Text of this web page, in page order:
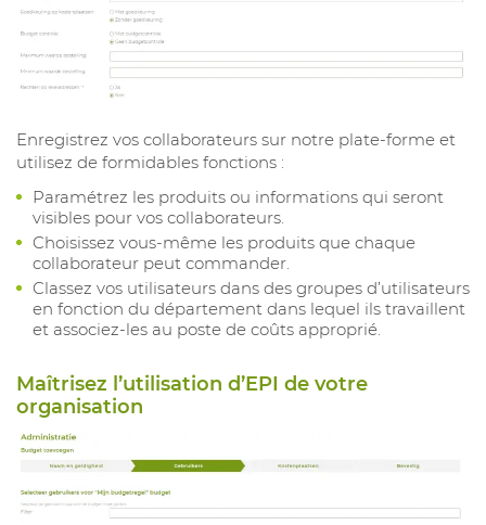
Enregistrez vos collaborateurs sur notre plate-forme et
utilisez de formidables fonctions :
Paramétrez les produits ou informations qui seront
visibles pour vos collaborateurs.
Choisissez vous-même les produits que chaque
collaborateur peut commander.
Classez vos utilisateurs dans des groupes d’utilisateurs
en fonction du département dans lequel ils travaillent
et associez-les au poste de coûts approprié.
Maîtrisez l’utilisation d’EPI de votre
organisation